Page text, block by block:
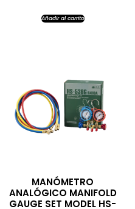
Añadir al carrito
MANÓMETRO
ANALÓGICO MANIFOLD
GAUGE SET MODEL HS-